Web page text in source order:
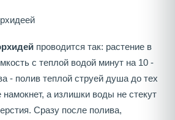
проводится так: растение в
с теплой водой минут на 10 -
- полив теплой струей душа до тех
намокнет, а излишки воды не стекут
Сразу после полива,